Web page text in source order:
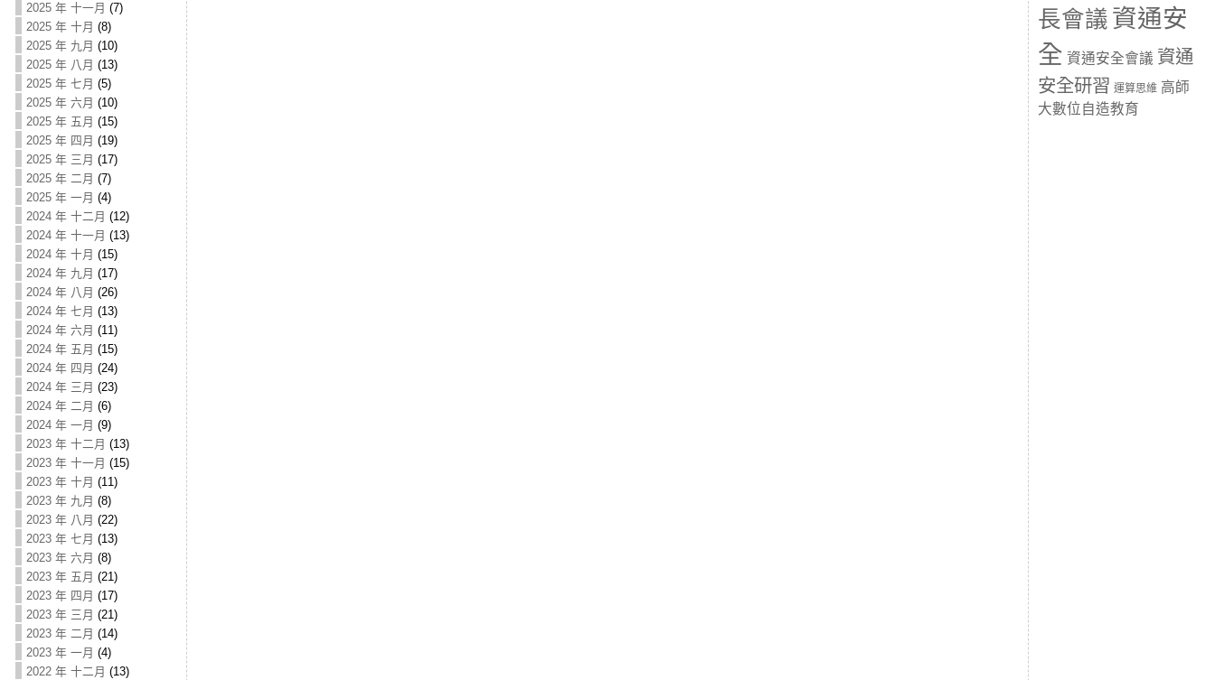
2025 年 十一月 (7)
2025 年 十月 (8)
2025 年 九月 (10)
2025 年 八月 (13)
2025 年 七月 (5)
2025 年 六月 (10)
2025 年 五月 (15)
2025 年 四月 (19)
2025 年 三月 (17)
2025 年 二月 (7)
2025 年 一月 (4)
2024 年 十二月 (12)
2024 年 十一月 (13)
2024 年 十月 (15)
2024 年 九月 (17)
2024 年 八月 (26)
2024 年 七月 (13)
2024 年 六月 (11)
2024 年 五月 (15)
2024 年 四月 (24)
2024 年 三月 (23)
2024 年 二月 (6)
2024 年 一月 (9)
2023 年 十二月 (13)
2023 年 十一月 (15)
2023 年 十月 (11)
2023 年 九月 (8)
2023 年 八月 (22)
2023 年 七月 (13)
2023 年 六月 (8)
2023 年 五月 (21)
2023 年 四月 (17)
2023 年 三月 (21)
2023 年 二月 (14)
2023 年 一月 (4)
2022 年 十二月 (13)
長會議 資通安
全 資通安全會議 資通
安全研習 運算思維 高師
大數位自造教育